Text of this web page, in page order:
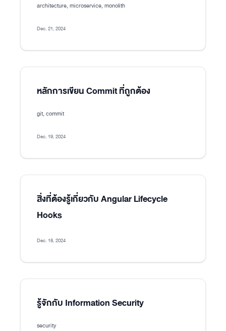
architecture, microservice, monolith
Dec. 21, 2024
หลักการเขียน Commit ที่ถูกต้อง
git, commit
Dec. 19, 2024
สิ่งที่ต้องรู้เกี่ยวกับ Angular Lifecycle
Hooks
Dec. 18, 2024
รู้จักกับ Information Security
security